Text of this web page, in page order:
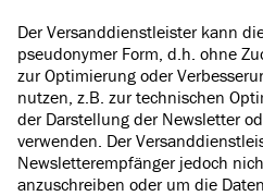
Der Versanddienstleister kann
pseudonymer Form, d.h. ohne
zur Optimierung oder
nutzen, z.B. zur technischen
der Darstellung der Newsletter
verwenden. Der
Newsletterempfänger jedoch
anzuschreiben oder um die